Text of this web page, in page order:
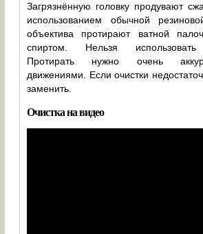
Загрязнённую головку продувают
использованием обычной
объектива протирают ватной
спиртом. Нельзя использовать
Протирать нужно очень
движениями. Если очистки
заменить.
Очистка на видео